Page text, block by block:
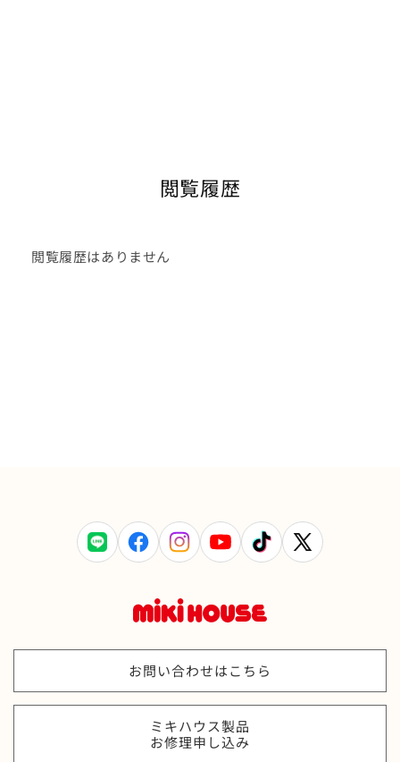
閲覧履歴
閲覧履歴はありません
LINE FacebookInstagramYouTube TikTok
X
(Twitter)
お問い合わせはこちら
ミキハウス製品
お修理申し込み